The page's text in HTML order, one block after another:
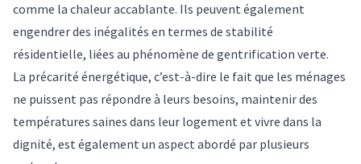
comme la chaleur accablante. Ils peuvent également
engendrer des inégalités en termes de stabilité
résidentielle, liées au phénomène de gentrification verte.
La précarité énergétique, c’est-à-dire le fait que les ménages
ne puissent pas répondre à leurs besoins, maintenir des
températures saines dans leur logement et vivre dans la
dignité, est également un aspect abordé par plusieurs